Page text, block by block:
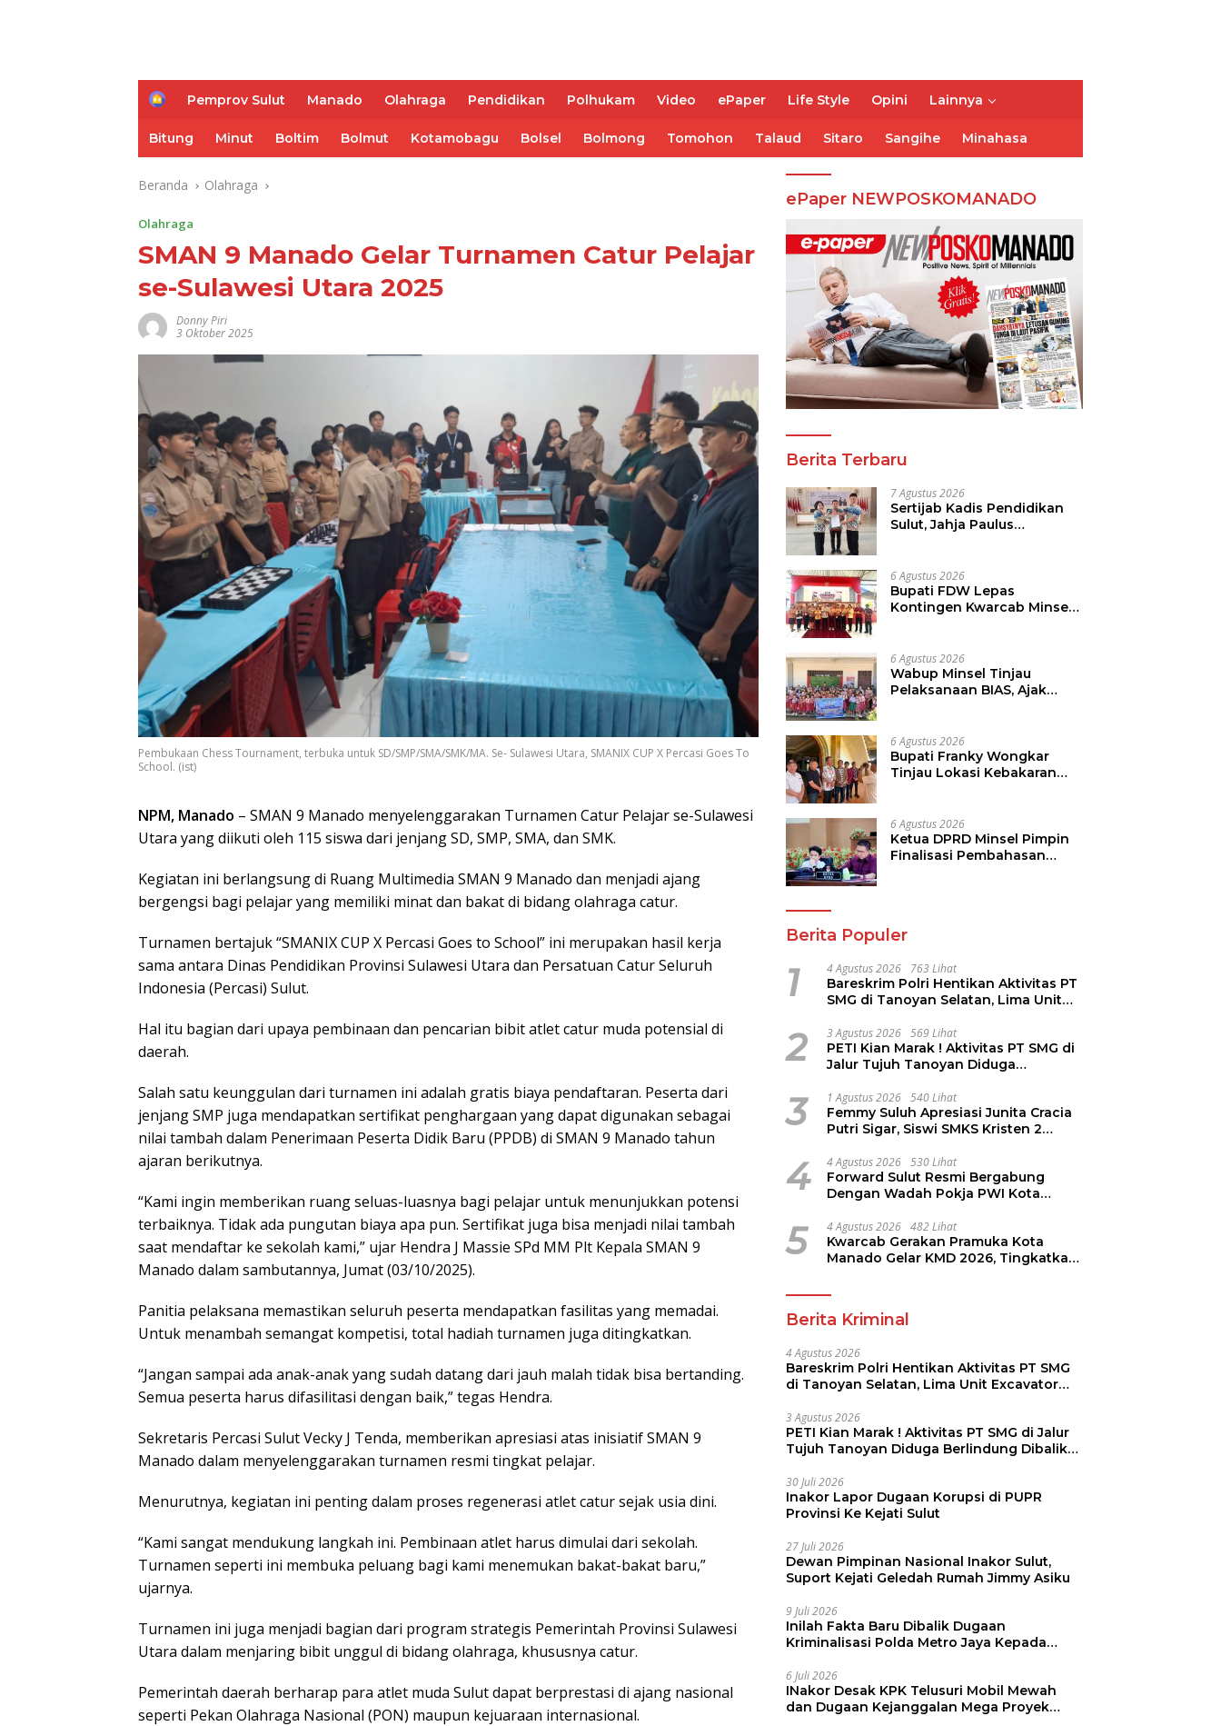
H
e
Pemprov Sulut Manado Olahraga Pendidikan Polhukam Video ePaper Life Style Opini Lainnya
Bitung Minut Boltim Bolmut Kotamobagu Bolsel Bolmong Tomohon Talaud Sitaro Sangihe Minahasa
Beranda Olahraga
Olahraga
SMAN 9 Manado Gelar Turnamen Catur Pelajar
se-Sulawesi Utara 2025
Donny Piri
3 Oktober 2025
Pembukaan Chess Tournament, terbuka untuk SD/SMP/SMA/SMK/MA. Se- Sulawesi Utara, SMANIX CUP X Percasi Goes To
School. (ist)
NPM, Manado – SMAN 9 Manado menyelenggarakan Turnamen Catur Pelajar se-Sulawesi
Utara yang diikuti oleh 115 siswa dari jenjang SD, SMP, SMA, dan SMK.
Kegiatan ini berlangsung di Ruang Multimedia SMAN 9 Manado dan menjadi ajang
bergengsi bagi pelajar yang memiliki minat dan bakat di bidang olahraga catur.
Turnamen bertajuk “SMANIX CUP X Percasi Goes to School” ini merupakan hasil kerja
sama antara Dinas Pendidikan Provinsi Sulawesi Utara dan Persatuan Catur Seluruh
Indonesia (Percasi) Sulut.
Hal itu bagian dari upaya pembinaan dan pencarian bibit atlet catur muda potensial di
daerah.
Salah satu keunggulan dari turnamen ini adalah gratis biaya pendaftaran. Peserta dari
jenjang SMP juga mendapatkan sertifikat penghargaan yang dapat digunakan sebagai
nilai tambah dalam Penerimaan Peserta Didik Baru (PPDB) di SMAN 9 Manado tahun
ajaran berikutnya.
“Kami ingin memberikan ruang seluas-luasnya bagi pelajar untuk menunjukkan potensi
terbaiknya. Tidak ada pungutan biaya apa pun. Sertifikat juga bisa menjadi nilai tambah
saat mendaftar ke sekolah kami,” ujar Hendra J Massie SPd MM Plt Kepala SMAN 9
Manado dalam sambutannya, Jumat (03/10/2025).
Panitia pelaksana memastikan seluruh peserta mendapatkan fasilitas yang memadai.
Untuk menambah semangat kompetisi, total hadiah turnamen juga ditingkatkan.
“Jangan sampai ada anak-anak yang sudah datang dari jauh malah tidak bisa bertanding.
Semua peserta harus difasilitasi dengan baik,” tegas Hendra.
Sekretaris Percasi Sulut Vecky J Tenda, memberikan apresiasi atas inisiatif SMAN 9
Manado dalam menyelenggarakan turnamen resmi tingkat pelajar.
Menurutnya, kegiatan ini penting dalam proses regenerasi atlet catur sejak usia dini.
“Kami sangat mendukung langkah ini. Pembinaan atlet harus dimulai dari sekolah.
Turnamen seperti ini membuka peluang bagi kami menemukan bakat-bakat baru,”
ujarnya.
Turnamen ini juga menjadi bagian dari program strategis Pemerintah Provinsi Sulawesi
Utara dalam menjaring bibit unggul di bidang olahraga, khususnya catur.
Pemerintah daerah berharap para atlet muda Sulut dapat berprestasi di ajang nasional
seperti Pekan Olahraga Nasional (PON) maupun kejuaraan internasional.
ePaper NEWPOSKOMANADO
Berita Terbaru
7 Agustus 2026
Sertijab Kadis Pendidikan
Sulut, Jahja Paulus
Pendidikan
6 Agustus 2026
Bupati FDW Lepas
Kontingen Kwarcab Minsel,
6 Agustus 2026
Wabup Minsel Tinjau
Pelaksanaan BIAS, Ajak
6 Agustus 2026
Bupati Franky Wongkar
Tinjau Lokasi Kebakaran
Komitmen Dukung
Pemulihan
6 Agustus 2026
Ketua DPRD Minsel Pimpin
Finalisasi Pembahasan
Berita Populer
1 4 Agustus 2026 763 Lihat
Bareskrim Polri Hentikan Aktivitas PT
SMG di Tanoyan Selatan, Lima Unit
2 3 Agustus 2026 569 Lihat
PETI Kian Marak ! Aktivitas PT SMG di
Jalur Tujuh Tanoyan Diduga
3 1 Agustus 2026 540 Lihat
Femmy Suluh Apresiasi Junita Cracia
Putri Sigar, Siswi SMKS Kristen 2
Dikmen Nasional 2026
4 4 Agustus 2026 530 Lihat
Forward Sulut Resmi Bergabung
Dengan Wadah Pokja PWI Kota
5 4 Agustus 2026 482 Lihat
Kwarcab Gerakan Pramuka Kota
Manado Gelar KMD 2026, Tingkatkan
Pramuka
Berita Kriminal
4 Agustus 2026
Bareskrim Polri Hentikan Aktivitas PT SMG
di Tanoyan Selatan, Lima Unit Excavator
3 Agustus 2026
PETI Kian Marak ! Aktivitas PT SMG di Jalur
Tujuh Tanoyan Diduga Berlindung Dibalik
30 Juli 2026
Inakor Lapor Dugaan Korupsi di PUPR
Provinsi Ke Kejati Sulut
27 Juli 2026
Dewan Pimpinan Nasional Inakor Sulut,
Suport Kejati Geledah Rumah Jimmy Asiku
9 Juli 2026
Inilah Fakta Baru Dibalik Dugaan
Kriminalisasi Polda Metro Jaya Kepada
6 Juli 2026
INakor Desak KPK Telusuri Mobil Mewah
dan Dugaan Kejanggalan Mega Proyek